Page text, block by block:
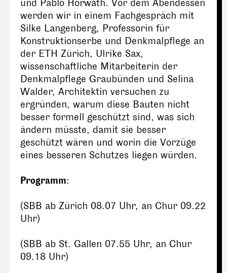
und Pablo Horwáth. Vor dem Abendessen
werden wir in einem Fachgespräch mit
Silke Langenberg, Professorin für
Konstruktionserbe und Denkmalpflege an
der ETH Zürich, Ulrike Sax,
wissenschaftliche Mitarbeiterin der
Denkmalpflege Graubünden und Selina
Walder, Architektin versuchen zu
ergründen, warum diese Bauten nicht
besser formell geschützt sind, was sich
ändern müsste, damit sie besser
geschützt wären und worin die Vorzüge
eines besseren Schutzes liegen würden.
Programm:
(SBB ab Zürich 08.07 Uhr, an Chur 09.22
Uhr)
(SBB ab St. Gallen 07.55 Uhr, an Chur
09.18 Uhr)